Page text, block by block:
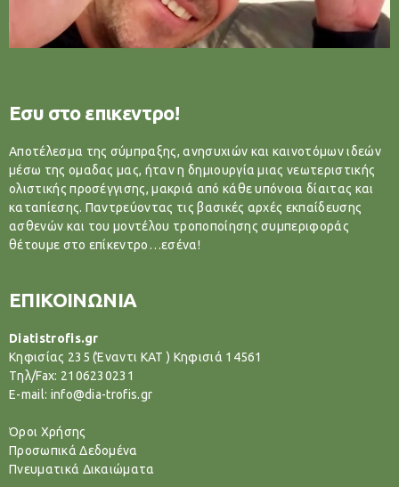
Εσυ στο επικεντρο!
Αποτέλεσμα της σύμπραξης, ανησυχιών και καινοτόμων ιδεών
μέσω της ομαδας μας, ήταν η δημιουργία μιας νεωτεριστικής
ολιστικής προσέγγισης, μακριά από κάθε υπόνοια δίαιτας και
καταπίεσης. Παντρεύοντας τις βασικές αρχές εκπαίδευσης
ασθενών και του μοντέλου τροποποίησης συμπεριφοράς
θέτουμε στο επίκεντρο…εσένα!
ΕΠΙΚΟΙΝΩΝΙΑ
Diatistrofis.gr
Κηφισίας 235 (Έναντι ΚΑΤ ) Κηφισιά 14561
Tηλ/Fax: 2106230231
E-mail: info@dia-trofis.gr
Όροι Χρήσης
Προσωπικά Δεδομένα
Πνευματικά Δικαιώματα